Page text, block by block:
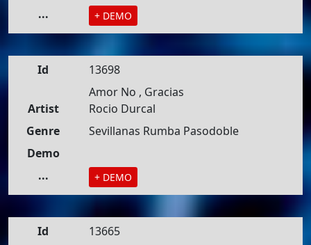
...
+ DEMO
Id
13698
Amor No , Gracias
Artist
Rocio Durcal
Genre
Sevillanas Rumba Pasodoble
Demo
...
+ DEMO
Id
13665